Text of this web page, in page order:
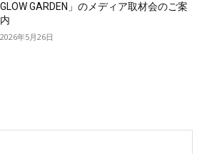
GLOW GARDEN」のメディア取材会のご案
内
2026年5月26日